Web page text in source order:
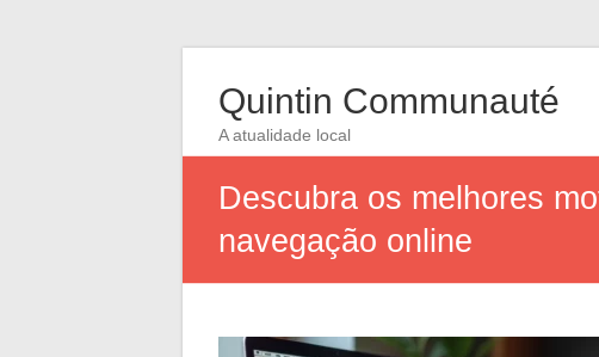
Quintin Communauté
A atualidade local
Descubra os melhores
navegação online